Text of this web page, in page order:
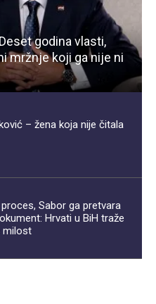
godina vlasti,
mržnje koji ga nije ni
– žena koja nije čitala
Sabor ga pretvara
Hrvati u BiH traže
milost